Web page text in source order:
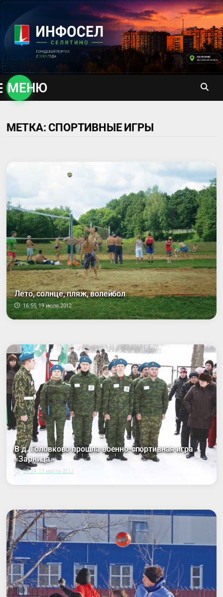
содержимому
МЕНЮ
МЕТКА: СПОРТИВНЫЕ ИГРЫ
Лето, солнце, пляж, волейбол
16:55, 19 июля 2012
В д. Головково прошла военно-спортивная игра
«Зарница»
04:34, 13 марта 2012